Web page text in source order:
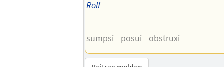
Rolf
--
sumpsi - posui - obstruxi